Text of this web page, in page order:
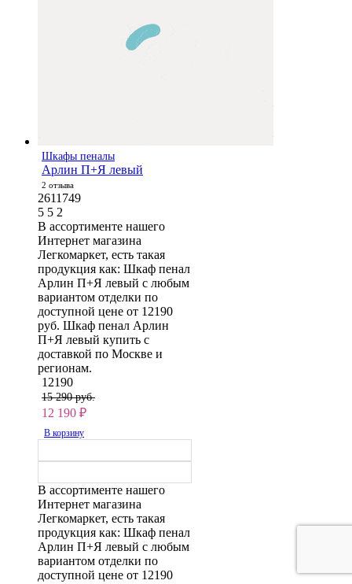
Шкафы пеналы
Арлин П+Я левый
2 отзыва
2611749
5 5 2
В ассортименте нашего
Интернет магазина
Легкомаркет, есть такая
продукция как: Шкаф пенал
Арлин П+Я левый с любым
вариантом отделки по
доступной цене от 12190
руб. Шкаф пенал Арлин
П+Я левый купить с
доставкой по Москве и
регионам.
12190
15 290 руб.
12 190 ₽
В корзину
В ассортименте нашего
Интернет магазина
Легкомаркет, есть такая
продукция как: Шкаф пенал
Арлин П+Я левый с любым
вариантом отделки по
доступной цене от 12190